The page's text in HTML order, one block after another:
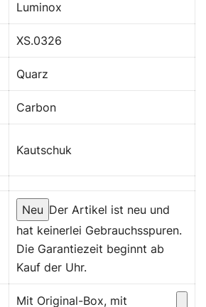
Luminox
XS.0326
Quarz
Carbon
Kautschuk
Neu Der Artikel ist neu und
hat keinerlei Gebrauchsspuren.
Die Garantiezeit beginnt ab
Kauf der Uhr.
Mit Original-Box, mit